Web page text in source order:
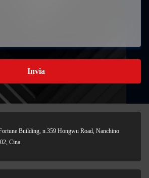
Invia
Building, n.359 Hongwu Road, Nanchino
Cina